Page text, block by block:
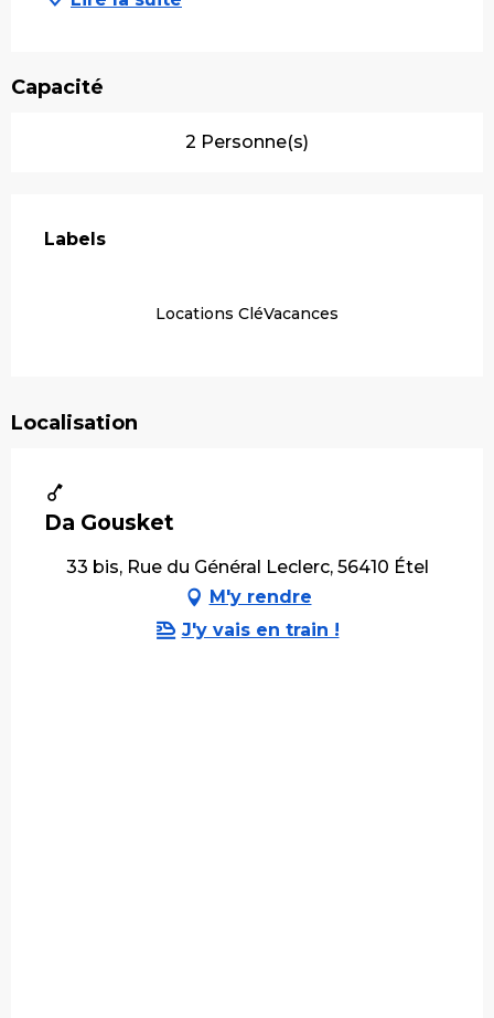
Capacité
2 Personne(s)
Labels
Labels
Locations CléVacances
Localisation
Da Gousket
33 bis, Rue du Général Leclerc, 56410 Étel
M'y rendre
J'y vais en train !